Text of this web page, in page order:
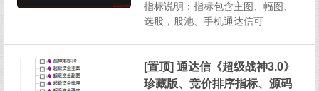
指标说明：指标包含主图、幅图、
选股，股池、手机通达信可
下载！2、预警设置：每天下午13：
30以后即可3、股价跌破预警信号...
[置顶] 通达信《超级战神3.0》
珍藏版、竞价排序指标、源码